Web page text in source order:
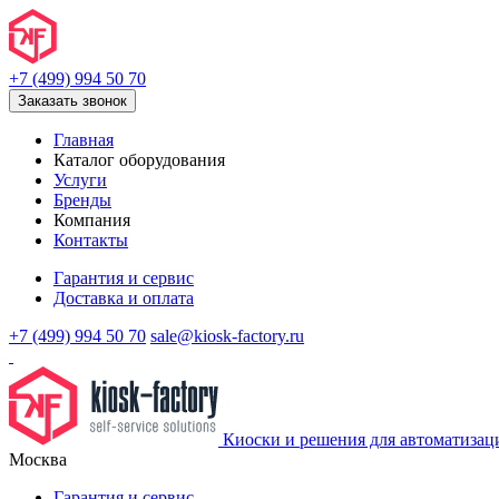
+7 (499) 994 50 70
Заказать звонок
Главная
Каталог оборудования
Услуги
Бренды
Компания
Контакты
Гарантия и сервис
Доставка и оплата
+7 (499) 994 50 70 sale@kiosk-factory.ru
Киоски и решения для
Москва